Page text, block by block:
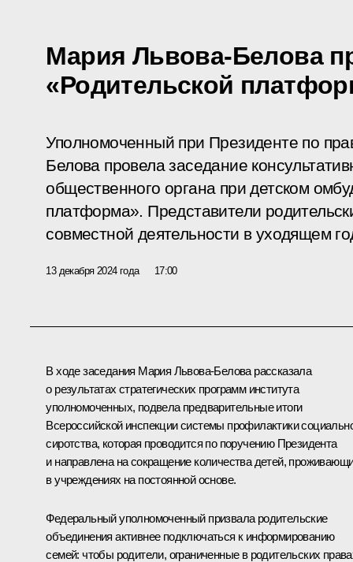
Мария Львова-Белова
«Родительской
Уполномоченный при Президенте по
Белова провела заседание
общественного органа при детском
платформа». Представители
совместной деятельности в уходящем
13 декабря 2024 года 17:00
В ходе заседания Мария Львова-Белова рассказала
о результатах стратегических программ института
уполномоченных, подвела предварительные итоги
Всероссийской инспекции системы профилактики
сиротства, которая проводится по поручению Президента
и направлена на сокращение количества детей,
в учреждениях на постоянной основе.
Федеральный уполномоченный призвала родительские
объединения активнее подключаться к информированию
семей: чтобы родители, ограниченные в родительских